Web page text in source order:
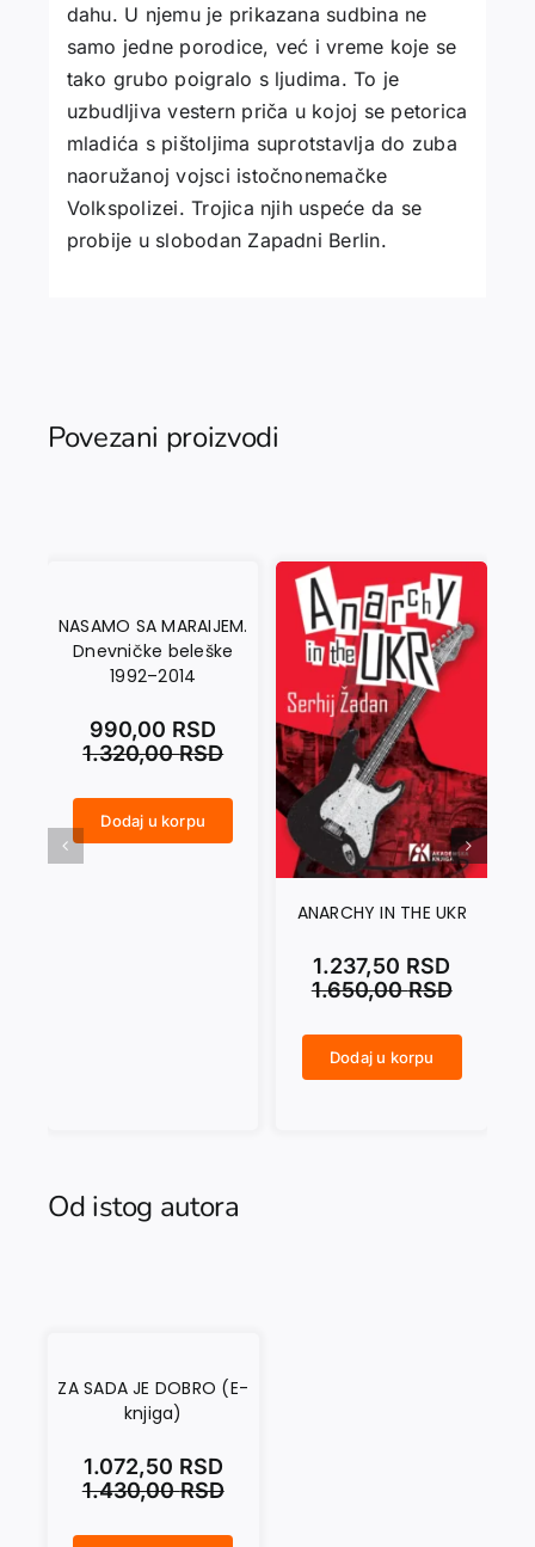
dahu. U njemu je prikazana sudbina ne
samo jedne porodice, već i vreme koje se
tako grubo poigralo s ljudima. To je
uzbudljiva vestern priča u kojoj se petorica
mladića s pištoljima suprotstavlja do zuba
naoružanoj vojsci istočnonemačke
Volkspolizei. Trojica njih uspeće da se
probije u slobodan Zapadni Berlin.
Povezani proizvodi
NASAMO SA MARAIJEM.
Dnevničke beleške
1992–2014
1.320,00RSD
990,00 RSD
Dodaj u korpu
ANARCHY IN THE UKR
1.650,00RSD
1.237,50 RSD
Dodaj u korpu
Od istog autora
ZA SADA JE DOBRO (E-
knjiga)
1.430,00RSD
1.072,50 RSD